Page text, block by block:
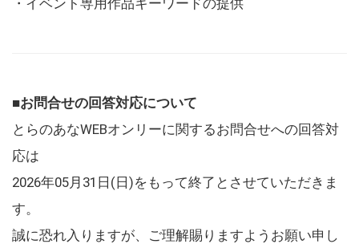
■お問合せの回答対応について
とらのあなWEBオンリーに関するお問合せへの回答対
応は
2026年05月31日(日)をもって終了とさせていただきま
す。
誠に恐れ入りますが、ご理解賜りますようお願い申し